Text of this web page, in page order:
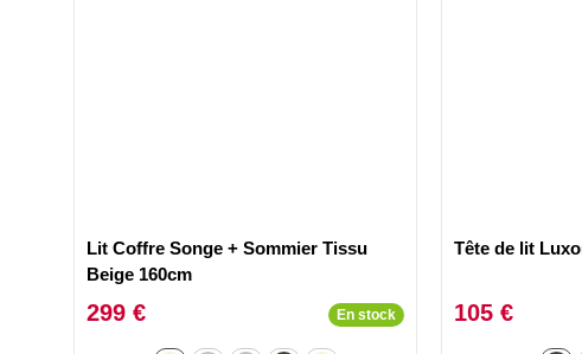
Lit Coffre Songe + Sommier Tissu
Beige 160cm
299 € En stock
Tête de lit
105 €